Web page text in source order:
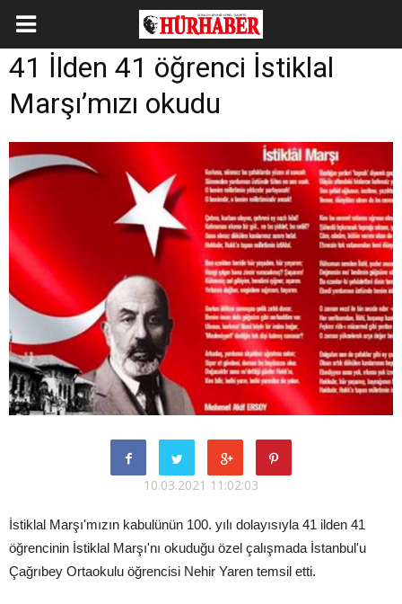
41 İlden 41 öğrenci İstiklal
Marşı’mızı okudu
10.03.2021 11:02:03
İstiklal Marşı'mızın kabulünün 100. yılı dolayısıyla 41 ilden 41
öğrencinin İstiklal Marşı'nı okuduğu özel çalışmada İstanbul'u
Çağrıbey Ortaokulu öğrencisi Nehir Yaren temsil etti.